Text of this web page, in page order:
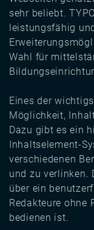
sehr beliebt.
leistungsfähig
Wahl für
Eines der
Möglichkeit,
Dazu gibt es ein
Inhaltselement-
verschiedenen
und zu verlinken.
über ein
Redakteure ohne
bedienen ist.